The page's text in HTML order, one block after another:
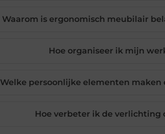
Waarom is ergonomisch meubilair
Hoe organiseer ik mijn
Welke persoonlijke elementen
Hoe verbeter ik de verlichting